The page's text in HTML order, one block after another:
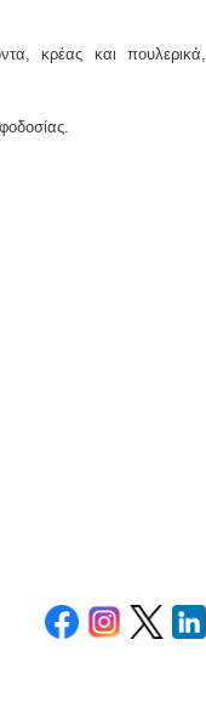
κρέας και πουλερικά,